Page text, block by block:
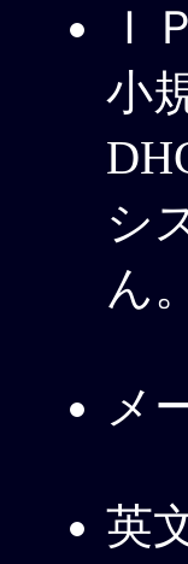
Ｉ
小
シ
ん。
メ
英